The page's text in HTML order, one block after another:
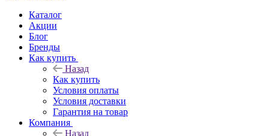
Каталог
Акции
Блог
Бренды
Как купить
Назад
Как купить
Условия оплаты
Условия доставки
Гарантия на товар
Компания
Назад